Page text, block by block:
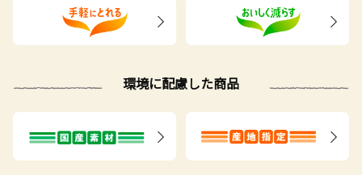
環境に配慮した商品